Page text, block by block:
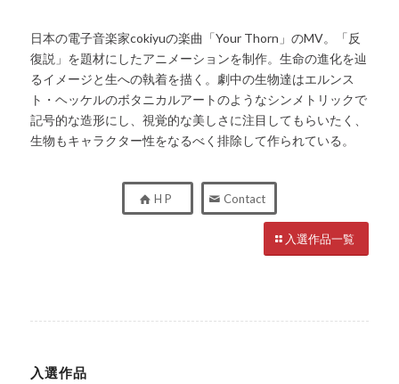
日本の電子音楽家cokiyuの楽曲「Your Thorn」のMV。「反
復説」を題材にしたアニメーションを制作。生命の進化を辿
るイメージと生への執着を描く。劇中の生物達はエルンス
ト・ヘッケルのボタニカルアートのようなシンメトリックで
記号的な造形にし、視覚的な美しさに注目してもらいたく、
生物もキャラクター性をなるべく排除して作られている。
H P Contact
入選作品一覧
入選作品